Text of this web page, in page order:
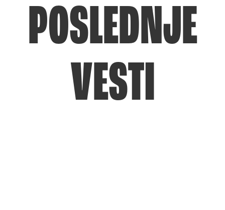
POSLEDNJE
VESTI